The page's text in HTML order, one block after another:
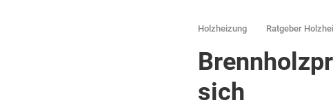
Holzheizung Ratgeber
sich